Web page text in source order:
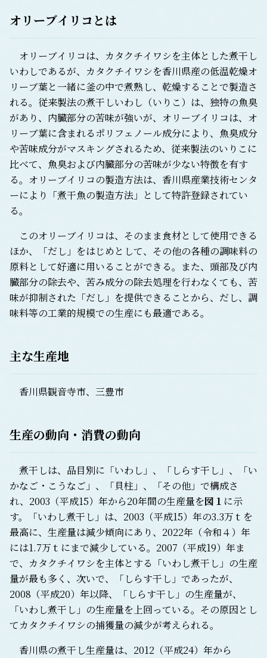
オリーブイリコ とは
オリーブイリコは、カタクチイワシを主体とした煮干し
いわしであるが、カタクチイワシを香川県産の低温乾燥オ
リーブ葉と一緒に釜の中で煮熟し、乾燥することで製造さ
れる。従来製法の煮干しいわし（いりこ）は、独特の魚臭
があり、内臓部分の苦味が強いが、オリーブイリコは、オ
リーブ葉に含まれるポリフェノール成分により、魚臭成分
や苦味成分がマスキングされるため、従来製法のいりこに
比べて、魚臭および内臓部分の苦味が少ない特徴を有す
る。オリーブイリコの製造方法は、香川県産業技術センタ
ーにより「煮干魚の製造方法」として特許登録されてい
る。
このオリーブイリコは、そのまま食材として使用できる
ほか、「だし」をはじめとして、その他の各種の調味料の
原料として好適に用いることができる。また、頭部及び内
臓部分の除去や、苦み成分の除去処理を行わなくても、苦
味が抑制された「だし」を提供できることから、だし、調
味料等の工業的規模での生産にも最適である。
主な生産地
香川県観音寺市、三豊市
生産の動向・消費の動向
煮干しは、品目別に「いわし」、「しらす干し」、「い
かなご・こうなご」、「貝柱」、「その他」で構成さ
れ、2003（平成15）年から20年間の生産量を図１ に示
す。「いわし煮干し」は、2003（平成15）年の3.3万ｔを
最高に、生産量は減少傾向にあり、2022年（令和４）年
には1.7万ｔにまで減少している。2007（平成19）年ま
で、カタクチイワシを主体とする「いわし煮干し」の生産
量が最も多く、次いで、「しらす干し」であったが、
2008（平成20）年以降、「しらす干し」の生産量が、
「いわし煮干し」の生産量を上回っている。その原因とし
てカタクチイワシの捕獲量の減少が考えられる。
香川県の煮干し生産量は、2012（平成24）年から